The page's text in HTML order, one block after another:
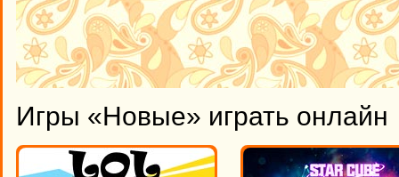
Игры «Новые» играть онлайн